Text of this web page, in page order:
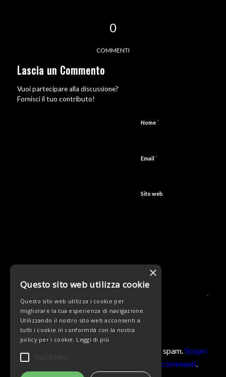
0
COMMENTI
Lascia un Commento
Vuoi partecipare alla discussione?
Fornisci il tuo contributo!
Nome*
Email*
Sito web
Questo sito utilizza Akismet per ridurre lo spam.Scopri
come vengono elaborati i dati derivati dai commenti.
×
Questo sito web utilizza cookie
Questo sito web utilizza i cookie per
migliorare la tua esperienza di navigazione.
Utilizzando il nostro sito web acconsenti a
tutti i cookie in conformità con la nostra
policy per i cookie. Leggi di più
TARGETING